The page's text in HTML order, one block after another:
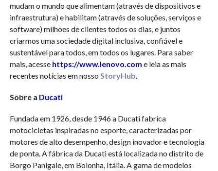
mudam o mundo que alimentam (através de dispositivos e
infraestrutura) e habilitam (através de soluções, serviços e
software) milhões de clientes todos os dias, e juntos
criarmos uma sociedade digital inclusiva, confiável e
sustentável para todos, em todos os lugares. Para saber
mais, acesse https://www.lenovo.com e leia as mais
recentes notícias em nosso StoryHub
Sobre a Ducati
Fundada em 1926, desde 1946 a Ducati fabrica
motocicletas inspiradas no esporte, caracterizadas por
motores de alto desempenho, design inovador e tecnologia
de ponta. A fábrica da Ducati está localizada no distrito de
Borgo Panigale, em Bolonha, Itália. A gama de modelos